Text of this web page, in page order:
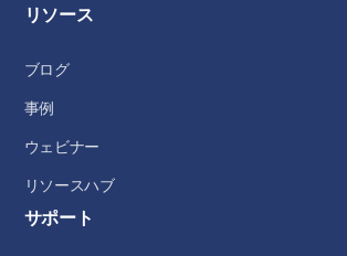
リソース
ブログ
事例
ウェビナー
リソースハブ
サポート